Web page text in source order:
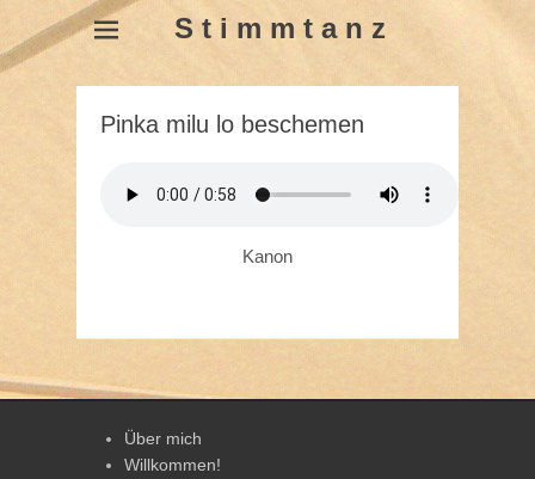
S t i m m t a n z
Pinka milu lo beschemen
Kanon
Über mich
Willkommen!